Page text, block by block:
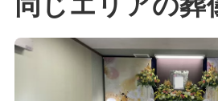
同じエリアの葬